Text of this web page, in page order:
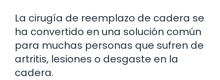
La cirugía de reemplazo de cadera se
ha convertido en una solución común
para muchas personas que sufren de
artritis, lesiones o desgaste en la
cadera.